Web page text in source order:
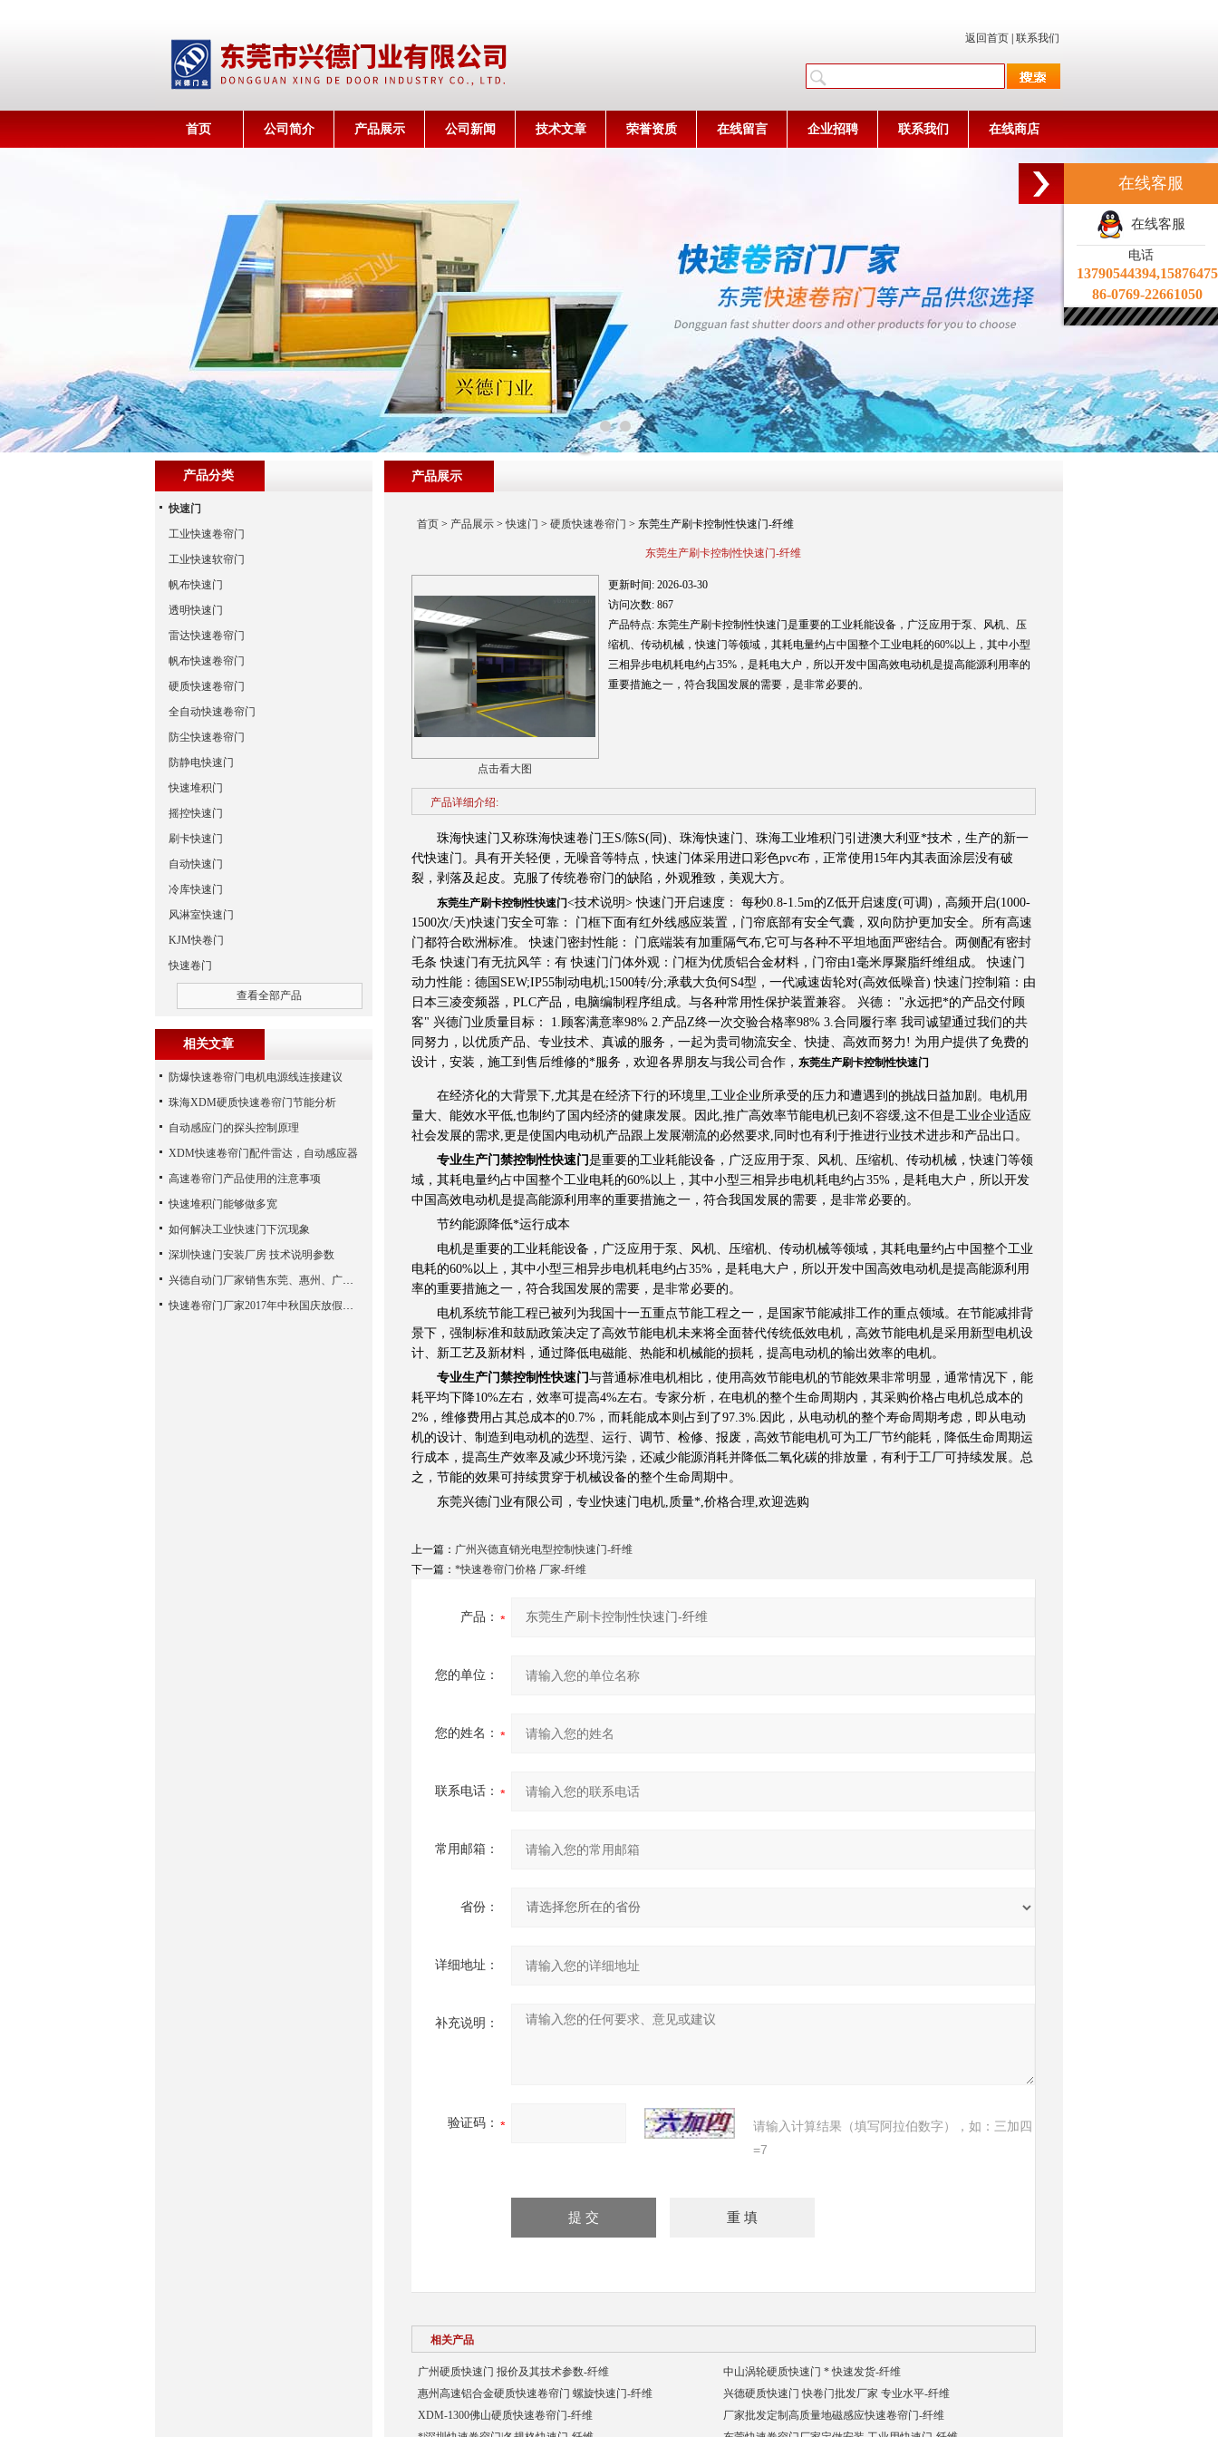
返回首页 联系我们
首页 公司简介 产品展示 公司新闻 技术文章 荣誉资质 在线留言 企业招聘 联系我们 在线商店
产品展示
首页> 产品展示>快速门 > 硬质快速卷帘门 > 东莞生产刷卡控制性快速门-纤维
东莞生产刷卡控制性快速门-纤维
点击看大图
更新时间: 2026-03-30
访问次数: 867
产品特点: 东莞生产刷卡控制性快速门是重要的工业耗能设备，广泛应用于泵、风机、压
缩机、传动机械，快速门等领域，其耗电量约占中国整个工业电耗的60%以上，其中小型
三相异步电机耗电约占35%，是耗电大户，所以开发中国高效电动机是提高能源利用率的
重要措施之一，符合我国发展的需要，是非常必要的。
产品详细介绍:
珠海快速门又称珠海快速卷门王S/陈S(同)、珠海快速门、珠海工业堆积门引进澳大利亚*技术，生产的新一
代快速门。具有开关轻便，无噪音等特点，快速门体采用进口彩色pvc布，正常使用15年内其表面涂层没有破
裂，剥落及起皮。克服了传统卷帘门的缺陷，外观雅致，美观大方。
东莞生产刷卡控制性快速门<技术说明> 快速门开启速度： 每秒0.8-1.5m的Z低开启速度(可调)，高频开启(1000-
1500次/天)快速门安全可靠： 门框下面有红外线感应装置，门帘底部有安全气囊，双向防护更加安全。所有高速
门都符合欧洲标准。 快速门密封性能： 门底端装有加重隔气布,它可与各种不平坦地面严密结合。两侧配有密封
毛条 快速门有无抗风竿：有 快速门门体外观：门框为优质铝合金材料，门帘由1毫米厚聚脂纤维组成。 快速门
动力性能：德国SEW;IP55制动电机;1500转/分;承载大负何S4型，一代减速齿轮对(高效低噪音) 快速门控制箱：由
日本三凌变频器，PLC产品，电脑编制程序组成。与各种常用性保护装置兼容。 兴德： "永远把*的产品交付顾
客" 兴德门业质量目标： 1.顾客满意率98% 2.产品Z终一次交验合格率98% 3.合同履行率 我司诚望通过我们的共
同努力，以优质产品、专业技术、真诚的服务，一起为贵司物流安全、快捷、高效而努力! 为用户提供了免费的
设计，安装，施工到售后维修的*服务，欢迎各界朋友与我公司合作， 东莞生产刷卡控制性快速门
在经济化的大背景下,尤其是在经济下行的环境里,工业企业所承受的压力和遭遇到的挑战日益加剧。电机用
量大、能效水平低,也制约了国内经济的健康发展。因此,推广高效率节能电机已刻不容缓,这不但是工业企业适应
社会发展的需求,更是使国内电动机产品跟上发展潮流的必然要求,同时也有利于推进行业技术进步和产品出口。
专业生产门禁控制性快速门是重要的工业耗能设备，广泛应用于泵、风机、压缩机、传动机械，快速门等领
域，其耗电量约占中国整个工业电耗的60%以上，其中小型三相异步电机耗电约占35%，是耗电大户，所以开发
中国高效电动机是提高能源利用率的重要措施之一，符合我国发展的需要，是非常必要的。
节约能源降低*运行成本
电机是重要的工业耗能设备，广泛应用于泵、风机、压缩机、传动机械等领域，其耗电量约占中国整个工业
电耗的60%以上，其中小型三相异步电机耗电约占35%，是耗电大户，所以开发中国高效电动机是提高能源利用
率的重要措施之一，符合我国发展的需要，是非常必要的。
电机系统节能工程已被列为我国十一五重点节能工程之一，是国家节能减排工作的重点领域。在节能减排背
景下，强制标准和鼓励政策决定了高效节能电机未来将全面替代传统低效电机，高效节能电机是采用新型电机设
计、新工艺及新材料，通过降低电磁能、热能和机械能的损耗，提高电动机的输出效率的电机。
专业生产门禁控制性快速门与普通标准电机相比，使用高效节能电机的节能效果非常明显，通常情况下，能
耗平均下降10%左右，效率可提高4%左右。专家分析，在电机的整个生命周期内，其采购价格占电机总成本的
2%，维修费用占其总成本的0.7%，而耗能成本则占到了97.3%.因此，从电动机的整个寿命周期考虑，即从电动
机的设计、制造到电动机的选型、运行、调节、检修、报废，高效节能电机可为工厂节约能耗，降低生命周期运
行成本，提高生产效率及减少环境污染，还减少能源消耗并降低二氧化碳的排放量，有利于工厂可持续发展。总
之，节能的效果可持续贯穿于机械设备的整个生命周期中。
东莞兴德门业有限公司，专业快速门电机,质量*,价格合理,欢迎选购
上一篇： 广州兴德直销光电型控制快速门-纤维
下一篇： *快速卷帘门价格 厂家-纤维
产品：
您的单位：
您的姓名：
联系电话：
常用邮箱：
省份：
详细地址：
补充说明：
验证码：
请输入计算结果（填写阿拉伯数字），如：三加四
=7
相关产品
广州硬质快速门 报价及其技术参数-纤维
中山涡轮硬质快速门 * 快速发货-纤维
惠州高速铝合金硬质快速卷帘门 螺旋快速门-纤维
兴德硬质快速门 快卷门批发厂家 专业水平-纤维
XDM-1300佛山硬质快速卷帘门-纤维
厂家批发定制高质量地磁感应快速卷帘门-纤维
产品分类
快速门
工业快速卷帘门
工业快速软帘门
帆布快速门
透明快速门
雷达快速卷帘门
帆布快速卷帘门
硬质快速卷帘门
全自动快速卷帘门
防尘快速卷帘门
防静电快速门
快速堆积门
摇控快速门
刷卡快速门
自动快速门
冷库快速门
风淋室快速门
KJM快卷门
快速卷门
查看全部产品
相关文章
防爆快速卷帘门电机电源线连接建议
珠海XDM硬质快速卷帘门节能分析
自动感应门的探头控制原理
XDM快速卷帘门配件雷达，自动感应器
高速卷帘门产品使用的注意事项
快速堆积门能够做多宽
如何解决工业快速门下沉现象
深圳快速门安装厂房 技术说明参数
兴德自动门厂家销售东莞、惠州、广州、佛山、中山等地
快速卷帘门厂家2017年中秋国庆放假通知
在线客服
在线客服
电话
86-0769-22661050